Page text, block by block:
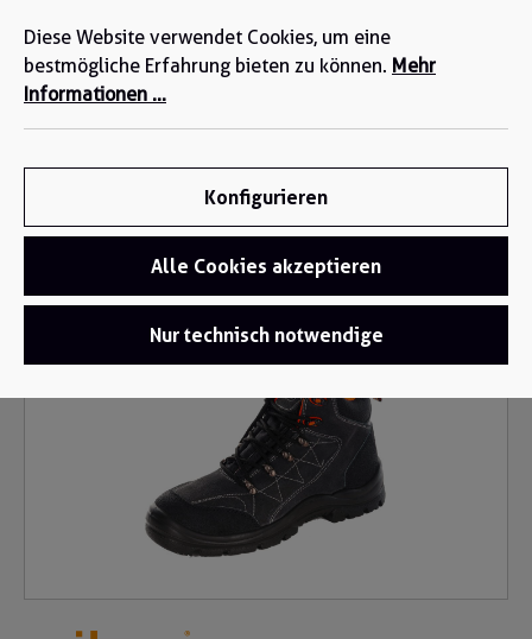
springen
Sicherheitsschuhe / Sicherheitsschuhe S1P
Bildergalerie überspringen
Diese Website verwendet Cookies, um eine
bestmögliche Erfahrung bieten zu können. Mehr
Informationen ...
Konfigurieren
Alle Cookies akzeptieren
Nur technisch notwendige